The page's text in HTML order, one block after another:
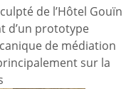
de l’Hôtel Gouïn
d’un prototype
de médiation
sur la